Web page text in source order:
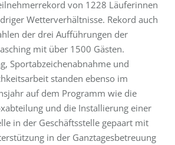
von 1228 Läuferinnen
Wetterverhältnisse. Rekord auch
der drei Aufführungen der
mit über 1500 Gästen.
Sportabzeichenabnahme und
standen ebenso im
auf dem Programm wie die
und die Installierung einer
in der Geschäftsstelle gepaart mit
in der Ganztagesbetreuung